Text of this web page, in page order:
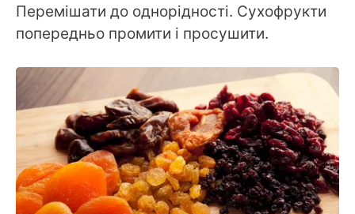
Перемішати до однорідності. Сухофрукти
попередньо промити і просушити.